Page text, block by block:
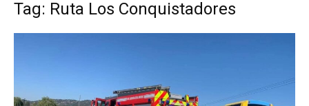
Tag: Ruta Los Conquistadores